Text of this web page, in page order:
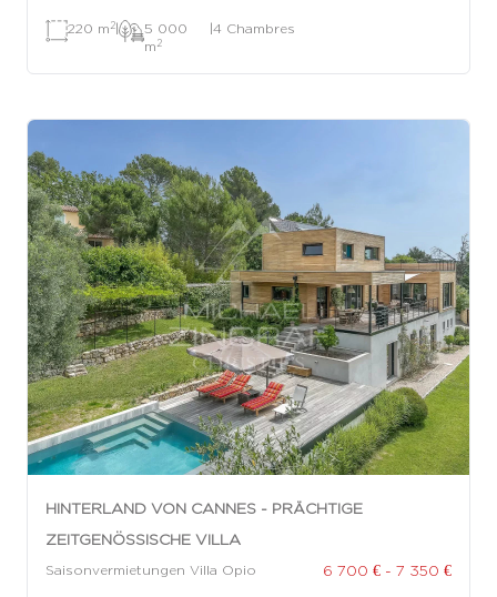
220 m 2|
5 000
m 2
|4 Chambres
HINTERLAND VON CANNES - PRÄCHTIGE
ZEITGENÖSSISCHE VILLA
Saisonvermietungen Villa Opio 6 700 € - 7 350 €